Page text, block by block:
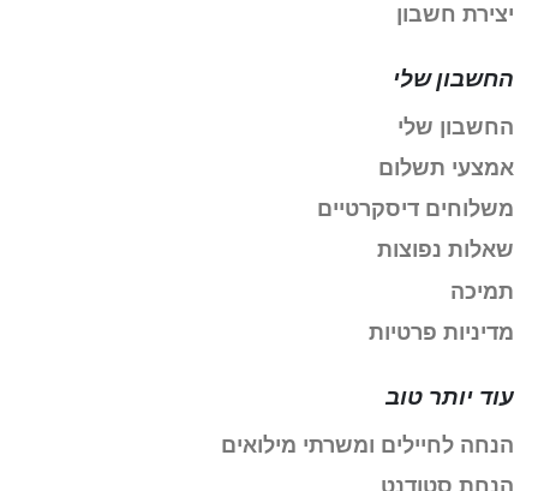
יצירת חשבון
החשבון שלי
החשבון שלי
אמצעי תשלום
משלוחים דיסקרטיים
שאלות נפוצות
תמיכה
מדיניות פרטיות
עוד יותר טוב
הנחה לחיילים ומשרתי מילואים